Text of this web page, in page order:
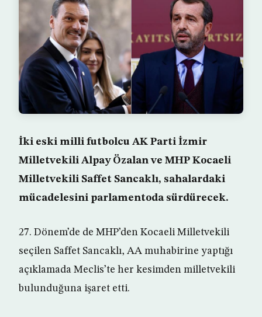
İki eski milli futbolcu AK Parti İzmir
Milletvekili Alpay Özalan ve MHP Kocaeli
Milletvekili Saffet Sancaklı, sahalardaki
mücadelesini parlamentoda sürdürecek.
27. Dönem’de de MHP’den Kocaeli Milletvekili
seçilen Saffet Sancaklı, AA muhabirine yaptığı
açıklamada Meclis’te her kesimden milletvekili
bulunduğuna işaret etti.